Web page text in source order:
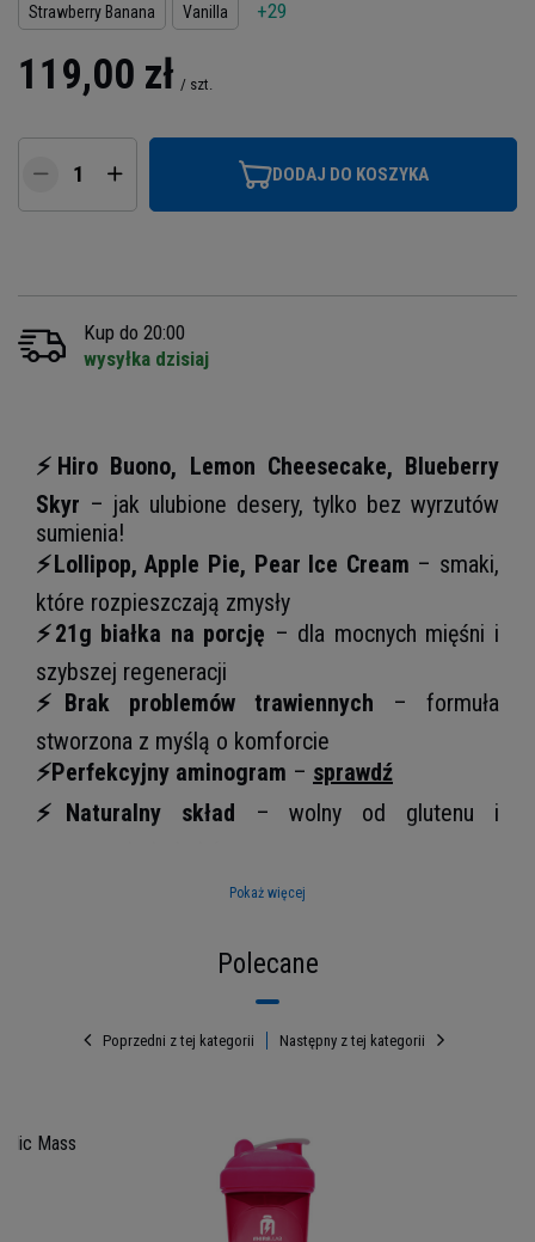
Strawberry Banana Vanilla +29
119,00 zł / szt.
DODAJ DO KOSZYKA
Kup do 20:00
wysyłka dzisiaj
⚡Hiro Buono, Lemon Cheesecake, Blueberry
Skyr – jak ulubione desery, tylko bez wyrzutów
sumienia!
⚡Lollipop, Apple Pie, Pear Ice Cream – smaki,
które rozpieszczają zmysły
⚡21g białka na porcję – dla mocnych mięśni i
szybszej regeneracji
⚡Brak problemów trawiennych – formuła
stworzona z myślą o komforcie
⚡Perfekcyjny aminogram – sprawdź
⚡Naturalny skład – wolny od glutenu i
Białko, które smakuje jak
Pokaż więcej
Polecane
Poprzedni z tej kategorii
Mass
Następny z tej kategorii